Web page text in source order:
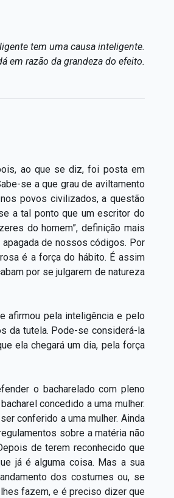
tem uma causa inteligente.
em razão da grandeza do efeito.
ao que se diz, foi posta em
se a que grau de aviltamento
povos civilizados, a questão
a tal ponto que um escritor do
do homem”, definição mais
de nossos códigos. Por
é a força do hábito. É assim
por se julgarem de natureza
afirmou pela inteligência e pelo
da tutela. Pode-se considerá-la
ela chegará um dia, pela força
o bacharelado com pleno
concedido a uma mulher.
conferido a uma mulher. Ainda
sobre a matéria não
de terem reconhecido que
já é alguma coisa. Mas a sua
dos costumes ou, se
fazem, e é preciso dizer que